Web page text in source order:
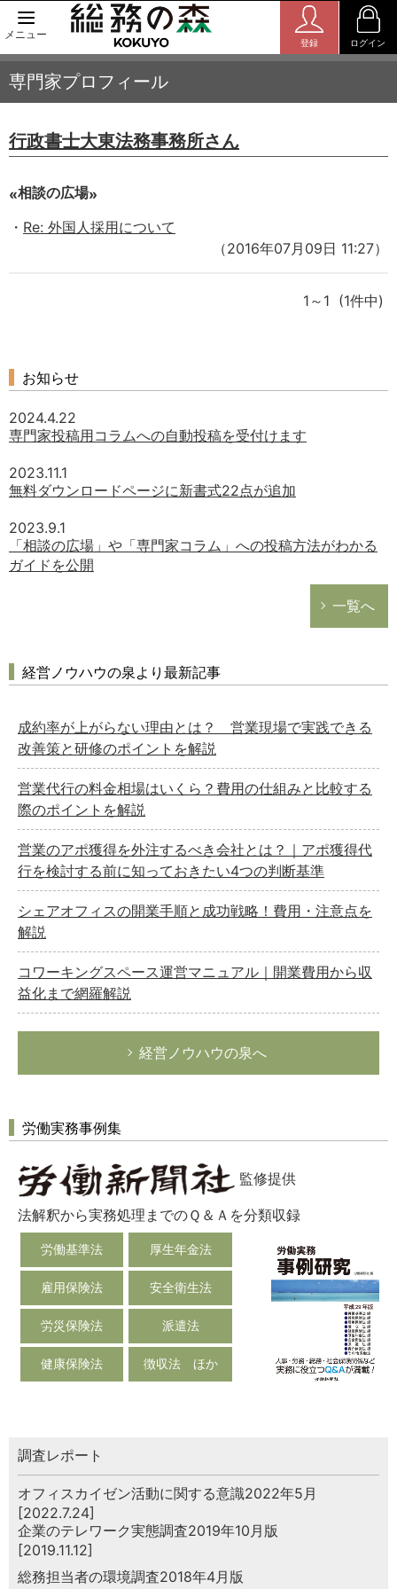
メニュー
登録 ログイン
専門家プロフィール
行政書士大東法務事務所さん
相談の広場
Re: 外国人採用について
（2016年07月09日 11:27）
1～1 (1件中)
お知らせ
2024.4.22
専門家投稿用コラムへの自動投稿を受付けます
2023.11.1
無料ダウンロードページに新書式22点が追加
2023.9.1
「相談の広場」や「専門家コラム」への投稿方法がわかる
ガイドを公開
一覧へ
経営ノウハウの泉より最新記事
成約率が上がらない理由とは？ 営業現場で実践できる
改善策と研修のポイントを解説
営業代行の料金相場はいくら？費用の仕組みと比較する
際のポイントを解説
営業のアポ獲得を外注するべき会社とは？｜アポ獲得代
行を検討する前に知っておきたい4つの判断基準
シェアオフィスの開業手順と成功戦略！費用・注意点を
解説
コワーキングスペース運営マニュアル｜開業費用から収
益化まで網羅解説
経営ノウハウの泉へ
労働実務事例集
監修提供
法解釈から実務処理までのＱ＆Ａを分類収録
労働基準法 厚生年金法
雇用保険法 安全衛生法
労災保険法 派遣法
健康保険法 徴収法 ほか
調査レポート
オフィスカイゼン活動に関する意識2022年5月
[2022.7.24]
企業のテレワーク実態調査2019年10月版
[2019.11.12]
総務担当者の環境調査2018年4月版